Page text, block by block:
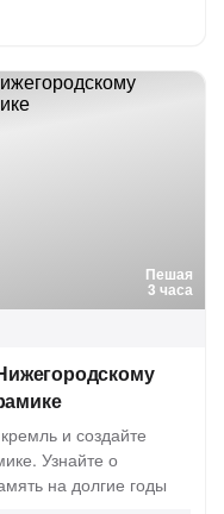
Пешая
3 часа
и создайте
Узнайте о
на долгие годы